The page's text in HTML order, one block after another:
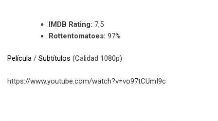
IMDB Rating: 7,5
Rottentomatoes: 97%
Película / Subtítulos (Calidad 1080p)
https://www.youtube.com/watch?v=vo97tCUmI9c